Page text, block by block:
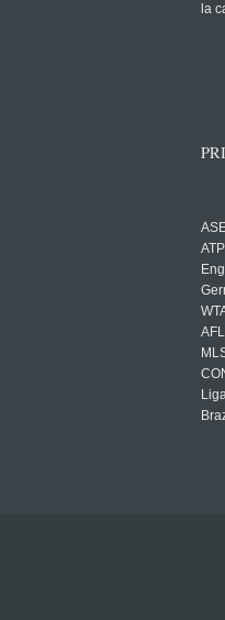
la
AFL